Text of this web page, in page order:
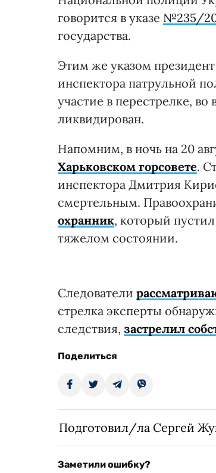
говорится в указе №235/
государства.
Этим же указом
инспектора патрульной
участие в перестрелке,
ликвидирован.
Напомним, в ночь на 20
Харьковском горсовете.
инспектора Дмитрия
смертельным.
охранник, который
тяжелом состоянии.
Следователи
стрелка эксперты
следствия, застрелил
Поделиться
Подготовил/ла Сергей
Заметили ошибку?